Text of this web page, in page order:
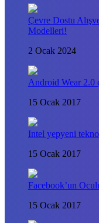
Çevre Dostu
Modelleri!
2 Ocak 2024
Android Wear 2.0
15 Ocak 2017
Intel yepyeni
15 Ocak 2017
Facebook’un
15 Ocak 2017